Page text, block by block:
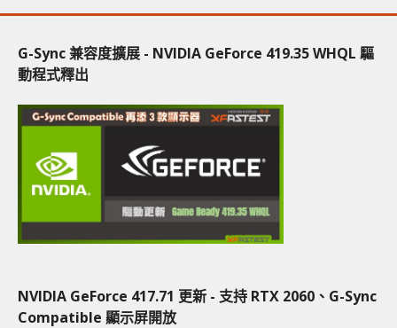
G-Sync 兼容度擴展 - NVIDIA GeForce 419.35 WHQL 驅
動程式釋出
NVIDIA GeForce 417.71 更新 - 支持 RTX 2060、G-Sync
Compatible 顯示屏開放